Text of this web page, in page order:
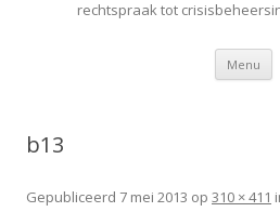
rechtspraak tot
Menu
b13
Gepubliceerd 7 mei 2013 op 310 × 411